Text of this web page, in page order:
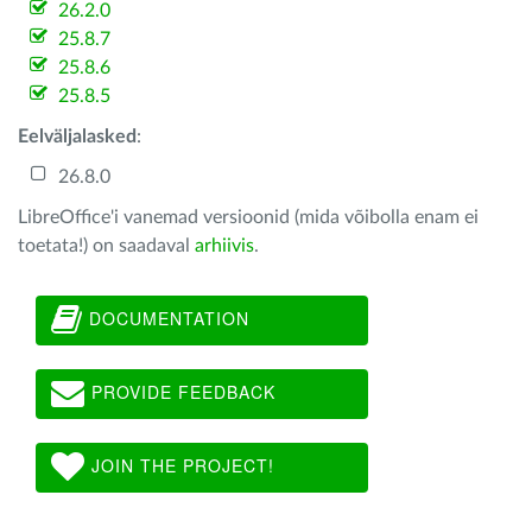
26.2.0
25.8.7
25.8.6
25.8.5
Eelväljalasked :
26.8.0
LibreOffice'i vanemad versioonid (mida võibolla enam ei
toetata!) on saadaval arhiivis.
DOCUMENTATION
PROVIDE FEEDBACK
JOIN THE PROJECT!